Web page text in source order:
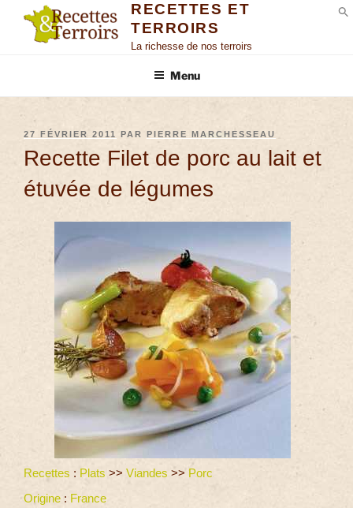
RECETTES ET
TERROIRS
La richesse de nos terroirs
Menu
27 FÉVRIER 2011 PAR PIERRE MARCHESSEAU
Recette Filet de porc au lait et
étuvée de légumes
Recettes : Plats >> Viandes >> Porc
Origine : France